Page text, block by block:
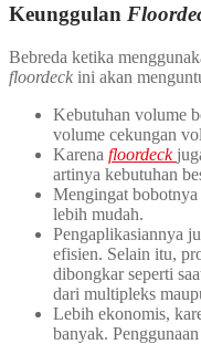
Keunggulan
Bebreda ketika
floordeck ini akan
Kebutuhan volume
volume cekungan
Karena floordeck
artinya kebutuhan
Mengingat bobotnya
lebih mudah.
Pengaplikasiannya
efisien. Selain itu,
dibongkar seperti
dari multipleks
Lebih ekonomis,
banyak.